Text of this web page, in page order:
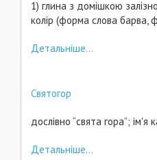
1) глина з домішкою
колір (форма слова барва,
Детальніше...
Святогор
дослівно “свята гора”; ім'я
Детальніше...